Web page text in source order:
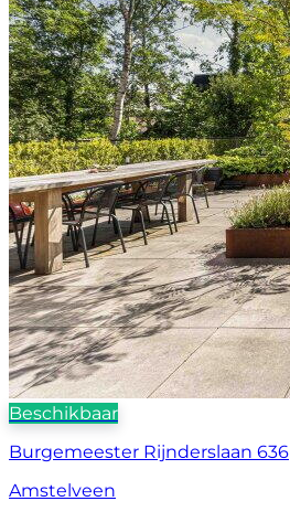
Beschikbaar
Burgemeester Rijnderslaan 636
Amstelveen